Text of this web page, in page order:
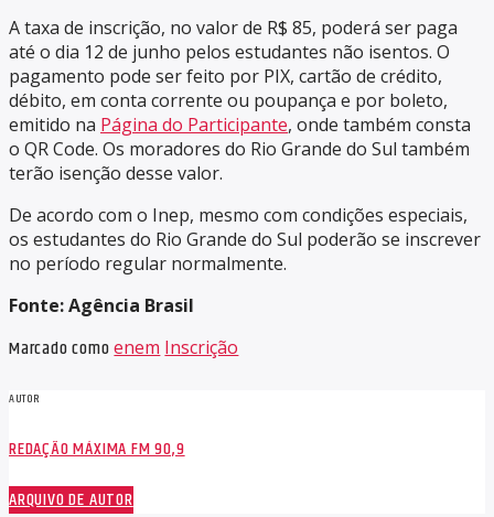
A taxa de inscrição, no valor de R$ 85, poderá ser paga
até o dia 12 de junho pelos estudantes não isentos. O
pagamento pode ser feito por PIX, cartão de crédito,
débito, em conta corrente ou poupança e por boleto,
emitido na Página do Participante, onde também consta
o QR Code. Os moradores do Rio Grande do Sul também
terão isenção desse valor.
De acordo com o Inep, mesmo com condições especiais,
os estudantes do Rio Grande do Sul poderão se inscrever
no período regular normalmente.
Fonte: Agência Brasil
Marcado comoenem Inscrição
AUTOR
REDAÇÃO MÁXIMA FM 90,9
ARQUIVO DE AUTOR